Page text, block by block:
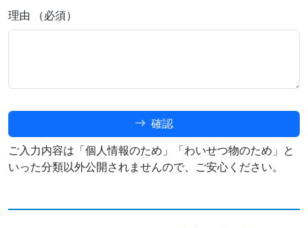
理由 （必須）
確認
ご入力内容は「個人情報のため」「わいせつ物のため」と
いった分類以外公開されませんので、ご安心ください。